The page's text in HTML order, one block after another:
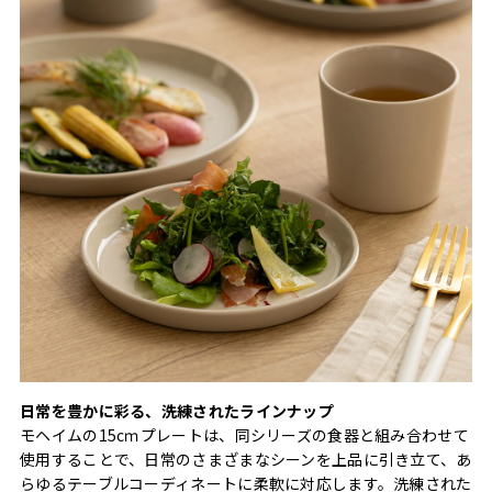
日常を豊かに彩る、洗練されたラインナップ
モヘイムの15cｍプレートは、同シリーズの食器と組み合わせて
使用することで、日常のさまざまなシーンを上品に引き立て、あ
らゆるテーブルコーディネートに柔軟に対応します。洗練された